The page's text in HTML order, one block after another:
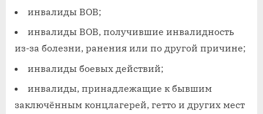
инвалиды ВОВ;
инвалиды ВОВ, получившие инвалидность
из-за болезни, ранения или по другой причине;
инвалиды боевых действий;
инвалиды, принадлежащие к бывшим
заключённым концлагерей, гетто и других мест